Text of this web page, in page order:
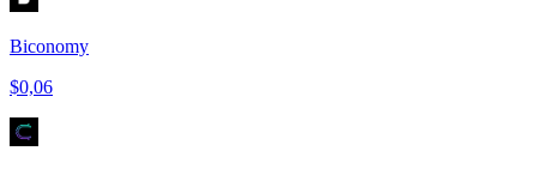
Biconomy
$0,06